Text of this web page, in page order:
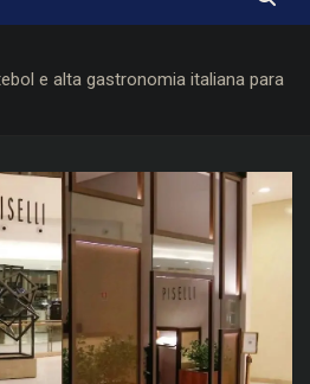
e alta gastronomia italiana para